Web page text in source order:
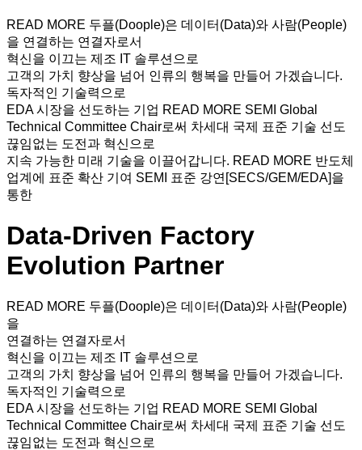
READ MORE 두플(Doople)은 데이터(Data)와 사람(People)
을 연결하는 연결자로서
혁신을 이끄는 제조 IT 솔루션으로
고객의 가치 향상을 넘어 인류의 행복을 만들어 가겠습니다.
독자적인 기술력으로
EDA 시장을 선도하는 기업 READ MORE SEMI Global
Technical Committee Chair로써 차세대 국제 표준 기술 선도
끊임없는 도전과 혁신으로
지속 가능한 미래 기술을 이끌어갑니다. READ MORE 반도체
업계에 표준 확산 기여 SEMI 표준 강연[SECS/GEM/EDA]을
통한
Data-Driven Factory
Evolution Partner
READ MORE 두플(Doople)은 데이터(Data)와 사람(People)
을
연결하는 연결자로서
혁신을 이끄는 제조 IT 솔루션으로
고객의 가치 향상을 넘어 인류의 행복을 만들어 가겠습니다.
독자적인 기술력으로
EDA 시장을 선도하는 기업 READ MORE SEMI Global
Technical Committee Chair로써 차세대 국제 표준 기술 선도
끊임없는 도전과 혁신으로